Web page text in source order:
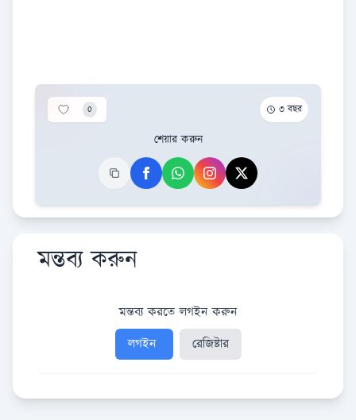
0 ৩ বছর
শেয়ার করুন
মন্তব্য করুন
মন্তব্য করতে লগইন করুন
লগইন
রেজিষ্টার